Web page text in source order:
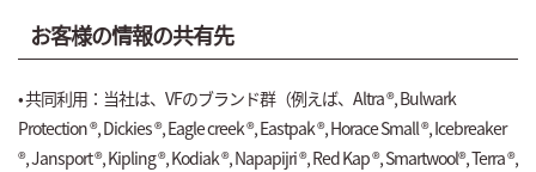
お客様の情報の共有先
• 共同利用：当社は、VFのブランド群（例えば、Altra ®, Bulwark
Protection ®, Dickies ®, Eagle creek ®, Eastpak ®, Horace Small ®, Icebreaker
®, Jansport ®, Kipling ®, Kodiak ®, Napapijri ®, Red Kap ®, Smartwool®, Terra ®,